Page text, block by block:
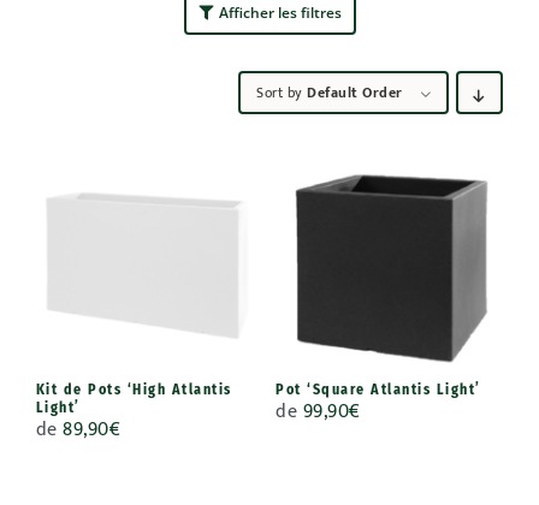
Afficher les filtres
Sort byDefault Order
Kit de Pots ‘High Atlantis
Light’
de89,90€
Pot ‘Square Atlantis Light’
de99,90€